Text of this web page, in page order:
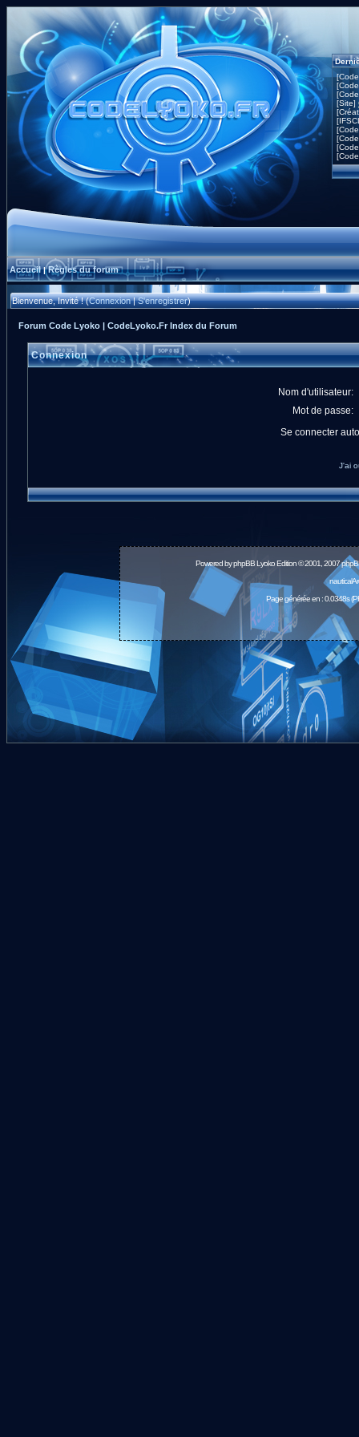
[Site]
Accueil|Règles du forum
Bienvenue, Invité ! (Connexion|S'enregistrer)
Forum Code Lyoko | CodeLyoko.Fr Index du Forum
Connexion
Nom d'utilisateur:
Mot de passe:
Se connecter
J'ai
Powered byphpBBLyoko Edition © 2001, 2007
Page générée en : 0.0348s